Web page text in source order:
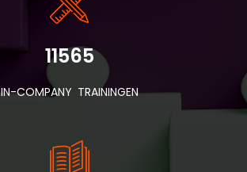
11565
IN-COMPANY TRAININGEN